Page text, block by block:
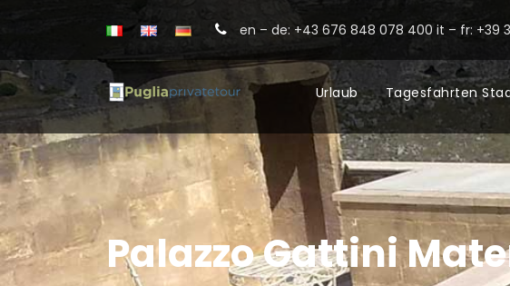
en – de: +43 676 848 078 400 it – fr: +39
Urlaub Tagesfahrten
Palazzo Gattini